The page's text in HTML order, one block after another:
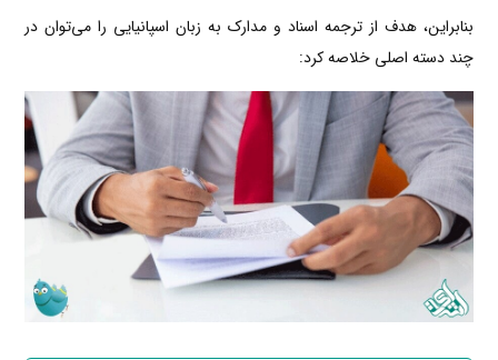
بنابراین، هدف از ترجمه اسناد و مدارک به زبان اسپانیایی را می‌توان در
چند دسته اصلی خلاصه کرد: